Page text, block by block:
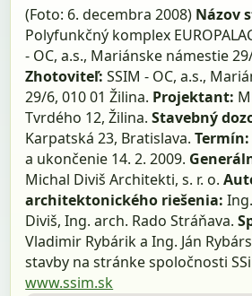
(Foto: 6. decembra 2008) Názov
Polyfunkčný komplex
- OC, a.s., Mariánske námestie
Zhotoviteľ: SSIM - OC, a.s.,
29/6, 010 01 Žilina. Projektant:
Tvrdého 12, Žilina.Stavebný
Karpatská 23, Bratislava.Termín:
a ukončenie 14. 2. 2009.
Michal Diviš Architekti, s. r. o.
architektonického riešenia:
Diviš, Ing. arch. Rado Stráňava.
Vladimir Rybárik a Ing. Ján
stavby na stránke spoločnosti
www.ssim.sk